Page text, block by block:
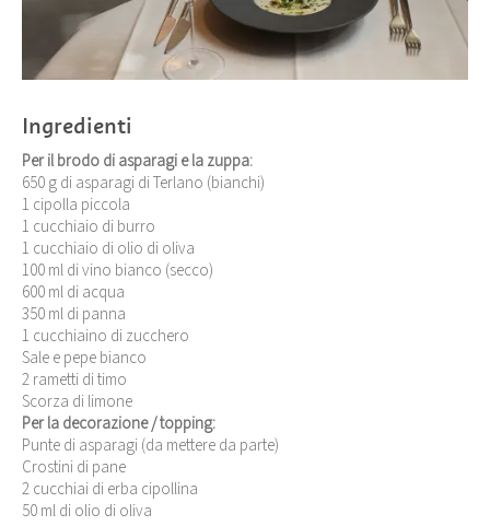
Ingredienti
Per il brodo di asparagi e la zuppa:
650 g di asparagi di Terlano (bianchi)
1 cipolla piccola
1 cucchiaio di burro
1 cucchiaio di olio di oliva
100 ml di vino bianco (secco)
600 ml di acqua
350 ml di panna
1 cucchiaino di zucchero
Sale e pepe bianco
2 rametti di timo
Scorza di limone
Per la decorazione / topping:
Punte di asparagi (da mettere da parte)
Crostini di pane
2 cucchiai di erba cipollina
50 ml di olio di oliva